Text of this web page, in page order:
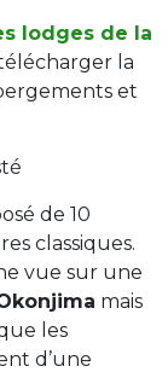
lodges de la
la
et
de 10
classiques.
vue sur une
mais
les
d’une